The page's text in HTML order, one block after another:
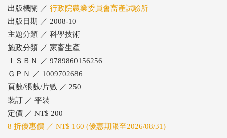
出版機關 ／ 行政院農業委員會畜產試驗所
出版日期 ／ 2008-10
主題分類 ／ 科學技術
施政分類 ／ 家畜生產
ＩＳＢＮ ／ 9789860156256
ＧＰＮ ／ 1009702686
頁數/張數/片數 ／ 250
裝訂 ／ 平裝
定價 ／ NT$ 200
8 折優惠價 ／ NT$ 160 (優惠期限至2026/08/31)